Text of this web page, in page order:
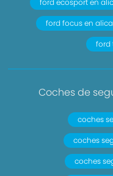
ford ecosport en
ford focus en
ford
Coches de
coches
coches
coches